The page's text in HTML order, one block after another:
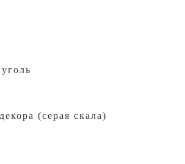
(серая скала)